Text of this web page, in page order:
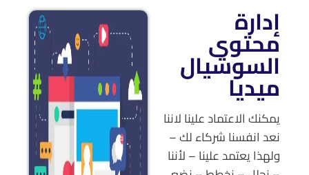
إدارة
محتوى
السوشيال
ميديا
يمكنك الاعتماد علينا لاننا
نعد انفسنا شركاء لك –
ولهذا يعتمد علينا – لأننا